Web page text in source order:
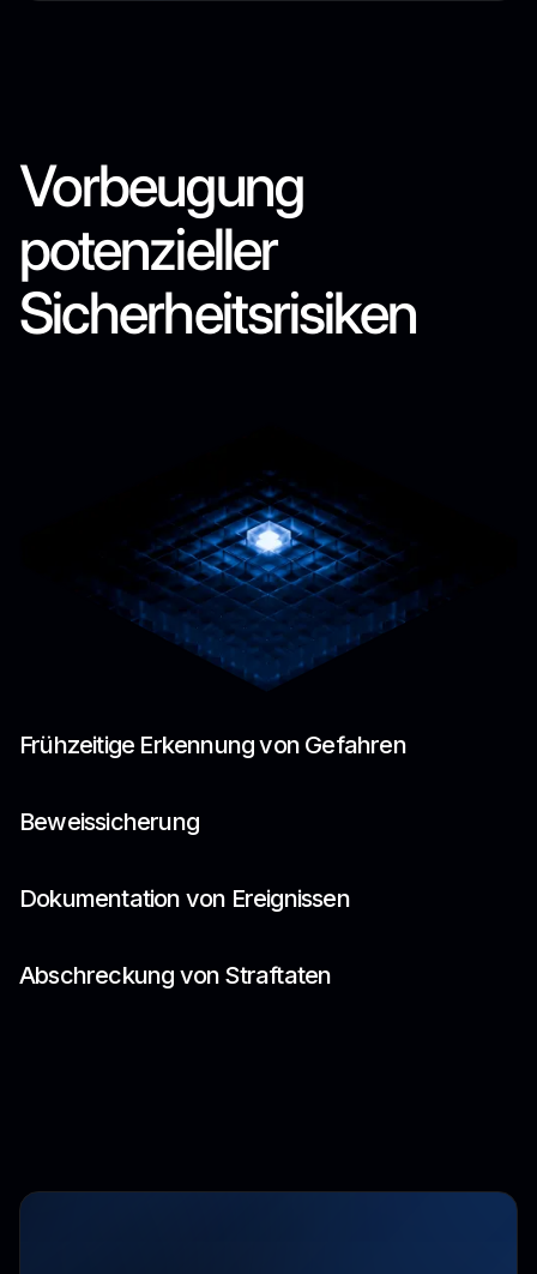
Vorbeugung
potenzieller
Sicherheitsrisiken
Frühzeitige Erkennung von Gefahren
Beweissicherung
Dokumentation von Ereignissen
Abschreckung von Straftaten